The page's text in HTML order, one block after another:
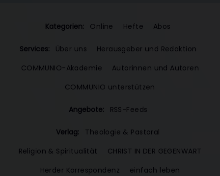
Kategorien: Online Hefte Abos
Services: Über uns
Herausgeber und Redaktion
COMMUNIO-Akademie
Autorinnen und Autoren
COMMUNIO unterstützen
Angebote: RSS-Feeds
Verlag:
Theologie & Pastoral
Religion & Spiritualität
CHRIST IN DER GEGENWART
Herder Korrespondenz
einfach leben